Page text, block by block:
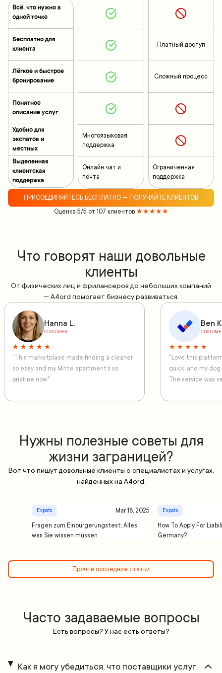
Всё, что нужно в
одной точке
Бесплатно для
клиента
Лёгкое и быстрое
бронирование
Понятное
описание услуг
Удобно для
экспатов и
местных
Выделенная
клиентская
поддержка
Многоязыковая
поддержка
Онлайн чат и
почта
Платный доступ
Сложный процесс
Ограниченная
поддержка
ПРИСОЕДИНЯЙТЕСЬ БЕСПЛАТНО — ПОЛУЧАЙТЕ КЛИЕНТОВ
Оценка 5/5 от 107 клиентов ★★★★★
Что говорят наши довольные
клиенты
От физических лиц и фрилансеров до небольших компаний
— A4ord помогает бизнесу развиваться.
Hanna L.
CUSTOMER
★ ★ ★ ★ ★
"This marketplace made finding a cleaner
so easy and my Mitte apartment’s so
pristine now."
Ben
★ ★ ★ ★ ★
"Love this
quick, and my
The service was
Нужны полезные советы для
жизни заграницей?
Вот что пишут довольные клиенты о специалистах и услугах,
найденных на A4ord.
Expats Mar 18, 2025
Fragen zum Einbürgerungstest: Alles,
was Sie wissen müssen
Expats
How To Apply For
Germany?
Прочти последние статьи
Часто задаваемые вопросы
Есть вопросы? У нас есть ответы?
Как я могу убедиться, что поставщики услуг